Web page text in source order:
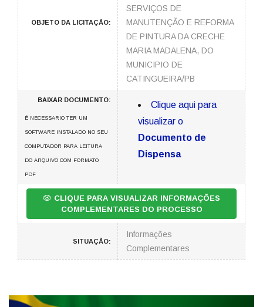
OBJETO DA LICITAÇÃO:
SERVIÇOS DE
MANUTENÇÃO E REFORMA
DE PINTURA DA CRECHE
MARIA MADALENA, DO
MUNICIPIO DE
CATINGUEIRA/PB
BAIXAR DOCUMENTO:
É NECESSARIO TER UM
SOFTWARE INSTALADO NO SEU
COMPUTADOR PARA LEITURA
DO ARQUIVO COM FORMATO
PDF
Clique aqui para
visualizar o
Documento de
Dispensa
CLIQUE PARA VISUALIZAR INFORMAÇÕES
COMPLEMENTARES DO PROCESSO
SITUAÇÃO:
Informações
Complementares